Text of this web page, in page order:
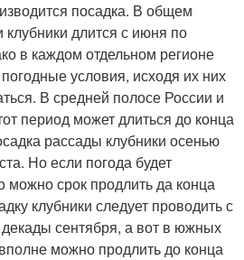
посадка. В общем
клубники длится с июня по
в каждом отдельном регионе
условия, исходя их них
В средней полосе России и
период может длиться до конца
рассады клубники осенью
Но если погода будет
можно срок продлить да конца
клубники следует проводить с
сентября, а вот в южных
можно продлить до конца